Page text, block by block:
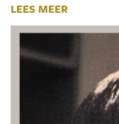
LEES MEER